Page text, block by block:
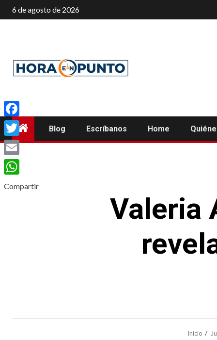
Saltar
al
6 de agosto de 2026
Blog Escríbanos Home
Valeria
Inicio
Facebook
Twitter
Email
WhatsApp
Compartir